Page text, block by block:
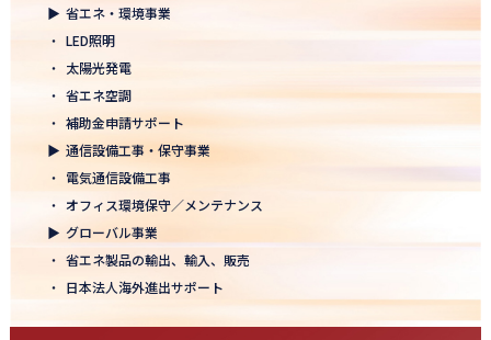
モノづくりフェア2025にて講演登壇！LED照明の未来を語る
2025.10.17
結束を深めた2日間！創立50年目の方針発表会を開催！
2025.10.07
【日本電通グループ内定式開催】2026年度卒 新卒10期生が本社に
集まりました！
2025.09.11
松山オフィスお引っ越し！快適空間にアップグレード✨
▶ 省エネ・環境事業
・ LED照明
・ 太陽光発電
・ 省エネ空調
・ 補助金申請サポート
▶ 通信設備工事・保守事業
・ 電気通信設備工事
・ オフィス環境保守／メンテナンス
▶ グローバル事業
・ 省エネ製品の輸出、輸入、販売
・ 日本法人海外進出サポート